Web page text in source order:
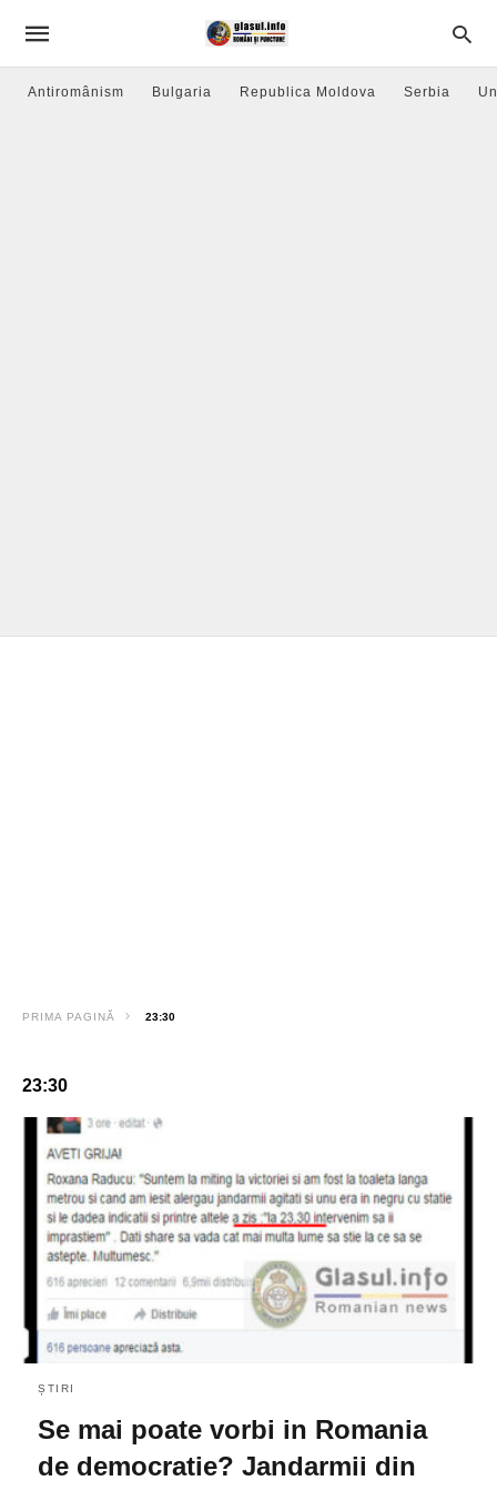
Antiromânism Bulgaria Republica Moldova Serbia
PRIMA PAGINĂ 23:30
23:30
ȘTIRI
Se mai poate vorbi in Romania
de democratie? Jandarmii din